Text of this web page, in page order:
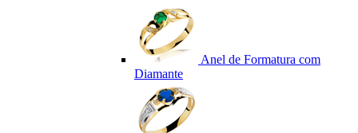
Anel de Formatura com
Diamante